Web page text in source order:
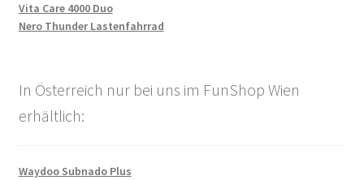
Vita Care 4000 Duo
Nero Thunder Lastenfahrrad
In Österreich nur bei uns im FunShop Wien
erhältlich:
Waydoo Subnado Plus